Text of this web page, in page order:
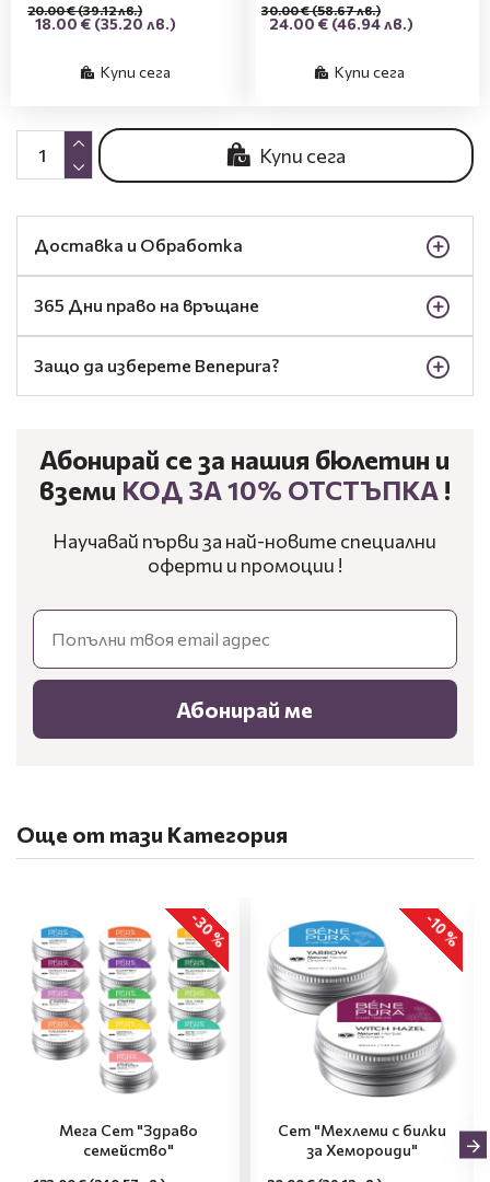
Купи сега
18.00 € (35.20 лв.)
20.00 €(39.12 лв.)
Купи сега
24.00 € (46.94 лв.)
30.00 €(58.67 лв.)
Купи сега
Доставка и Обработка
365 Дни право на връщане
Защо да изберете Benepura?
Абонирай се за нашия бюлетин и
вземи КОД ЗА 10% ОТСТЪПКА !
Научавай първи за най-новите специални
оферти и промоции !
Email
Абонирай ме
Още от тази Категория
-30 %
Мега Сет "Здраво
семейство"
-10 %
Сет "Мехлеми с билки
за Хемороиди"